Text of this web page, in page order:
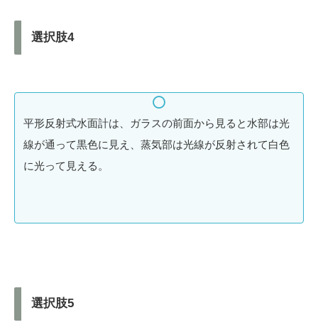
選択肢4
平形反射式水面計は、ガラスの前面から見ると水部は光
線が通って黒色に見え、蒸気部は光線が反射されて白色
に光って見える。
選択肢5